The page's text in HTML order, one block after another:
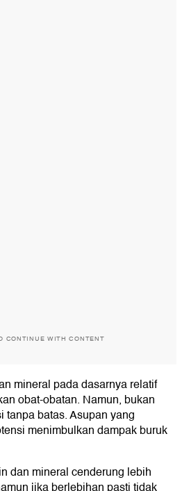
CONTINUE WITH CONTENT
mineral pada dasarnya relatif
obat-obatan. Namun, bukan
tanpa batas. Asupan yang
menimbulkan dampak buruk
dan mineral cenderung lebih